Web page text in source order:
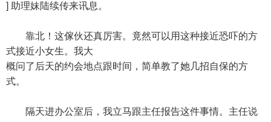
] 助理妹陆续传来讯息。
靠北！这傢伙还真厉害。竟然可以用这种接近恐吓的方
式接近小女生。我大
概问了后天的约会地点跟时间，简单教了她几招自保的方
式。
隔天进办公室后，我立马跟主任报告这件事情。主任说